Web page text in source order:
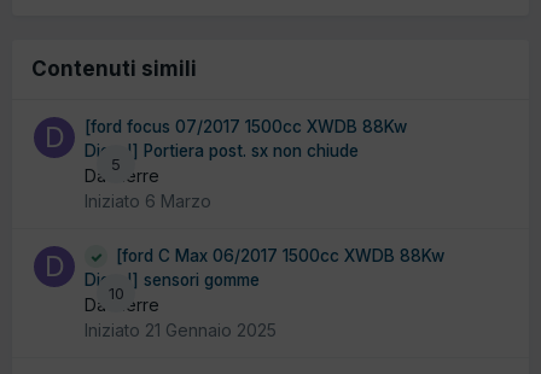
Contenuti simili
5
[ford focus 07/2017 1500cc XWDB 88Kw
Diesel] Portiera post. sx non chiude
Da dierre
Iniziato 6 Marzo
10
[ford C Max 06/2017 1500cc XWDB 88Kw
Diesel] sensori gomme
Da dierre
Iniziato 21 Gennaio 2025